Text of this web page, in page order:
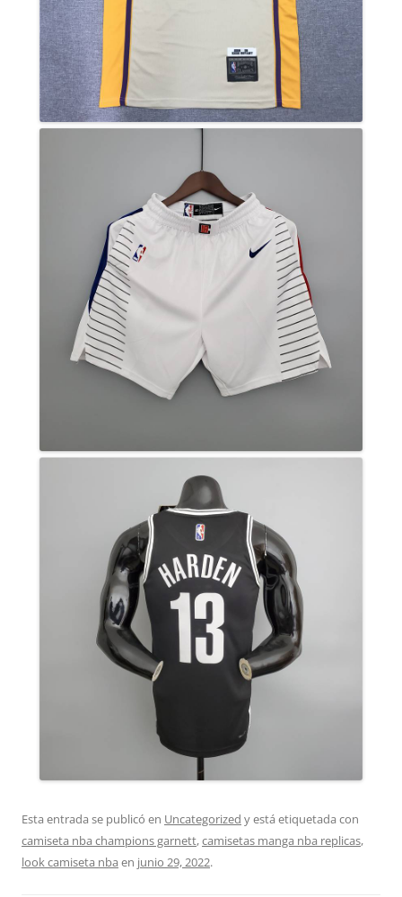
Esta entrada se publicó en Uncategorized y está etiquetada con
camiseta nba champions garnett,camisetas manga nba replicas,
look camiseta nba en junio 29, 2022.